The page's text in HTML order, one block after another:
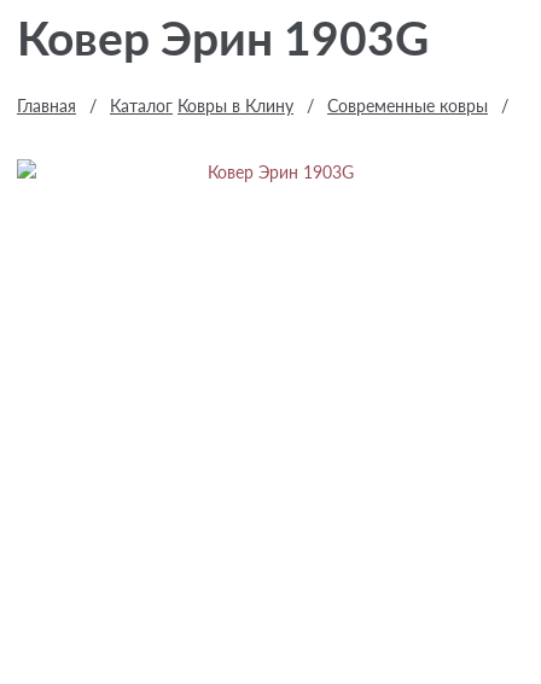
Ковер Эрин 1903G
Главная / Каталог Ковры в Клину / Современные ковры /